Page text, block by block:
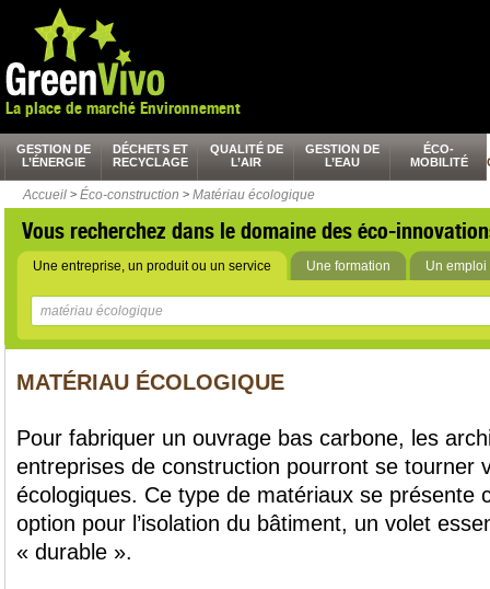
La place de marché Environnement
GESTION DE
L’ÉNERGIE
DÉCHETS ET
RECYCLAGE
QUALITÉ DE
L’AIR
GESTION DE
L’EAU
ÉCO-
MOBILITÉ
Accueil > Éco-construction > Matériau écologique
Vous recherchez dans le domaine des éco-
Une entreprise, un produit ou un service Une formation Un emploi
MATÉRIAU ÉCOLOGIQUE
Pour fabriquer un ouvrage bas carbone, les
entreprises de construction pourront se tourner
écologiques. Ce type de matériaux se présente
option pour l’isolation du bâtiment, un volet
« durable ».